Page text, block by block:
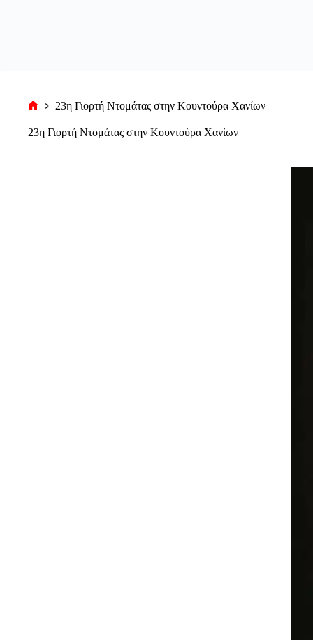
σελίδα
23η Γιορτή Ντομάτας στην Κουντούρα Χανίων
23η Γιορτή Ντομάτας στην Κουντούρα Χανίων